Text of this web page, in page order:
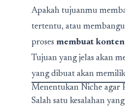
Apakah tujuanmu
tertentu, atau
proses membuat
Tujuan yang jelas akan
yang dibuat akan
Menentukan Niche agar
Salah satu kesalahan